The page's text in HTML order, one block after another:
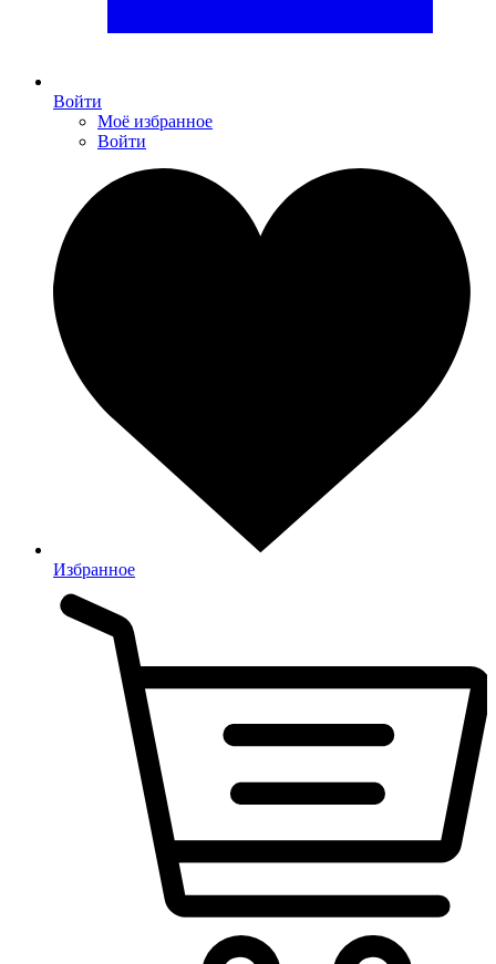
Войти
Моё избранное
Войти
Избранное